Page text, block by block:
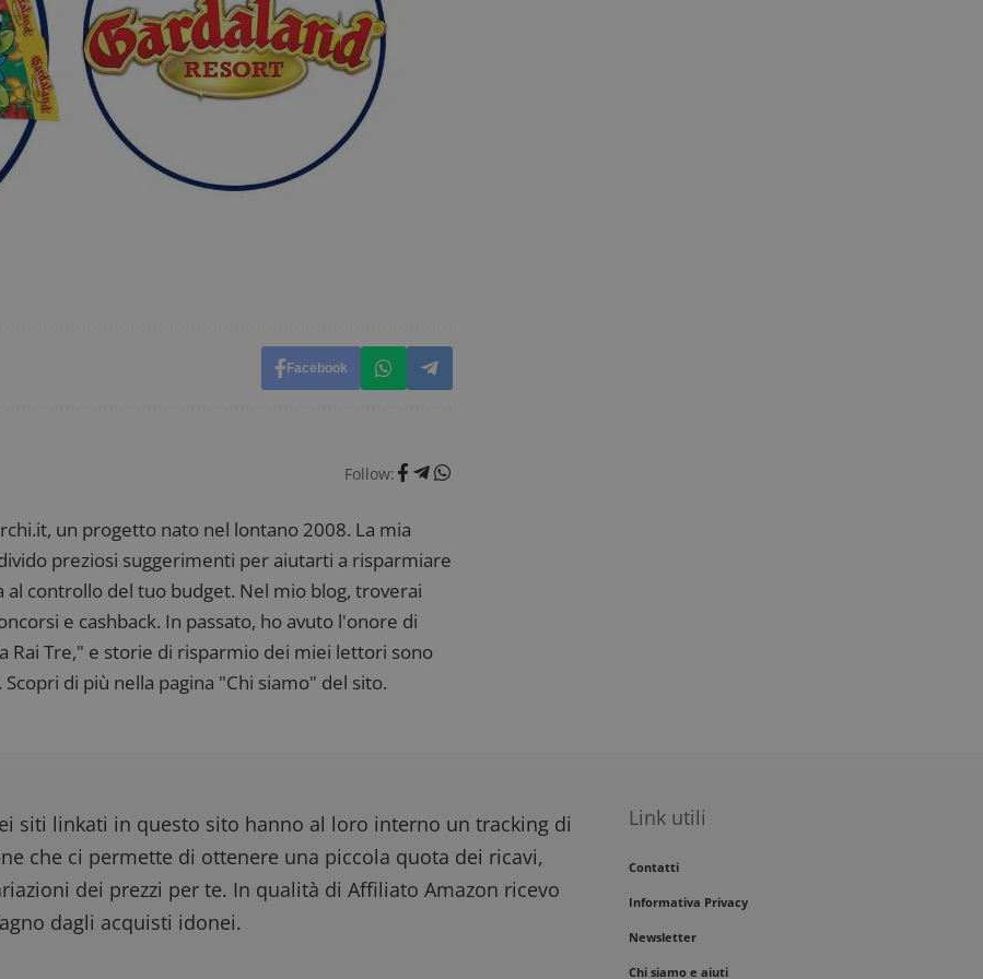
Facebook
Follow:
un progetto nato nel lontano 2008. La mia
preziosi suggerimenti per aiutarti a risparmiare
al controllo del tuo budget. Nel mio blog, troverai
e cashback. In passato, ho avuto l'onore di
Tre," e storie di risparmio dei miei lettori sono
di più nella pagina "Chi siamo" del sito.
siti linkati in questo sito hanno al loro interno un tracking di
che ci permette di ottenere una piccola quota dei ricavi,
dei prezzi per te. In qualità di Affiliato Amazon ricevo
dagli acquisti idonei.
Link utili
Contatti
Informativa Privacy
Newsletter
Chi siamo e aiuti
_pk_id è seguito da una breve serie di numeri e lettere, che si
ritiene sia un codice di riferimento per il dominio che imposta il
cookie.
29 minuti
58
Questo nome di cookie è associato alla piattaforma di analisi web
open source Piwik. Viene utilizzato per aiutare i proprietari di siti
Web a monitorare il comportamento dei visitatori e misurare le
prestazioni del sito. È un cookie di tipo pattern, in cui il prefisso
_pk_ses è seguito da una breve serie di numeri e lettere, che si
ritiene sia un codice di riferimento per il dominio che imposta il
secondi